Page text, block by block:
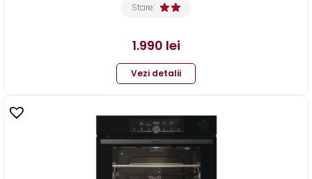
Stare:
1.990 lei
Vezi detalii